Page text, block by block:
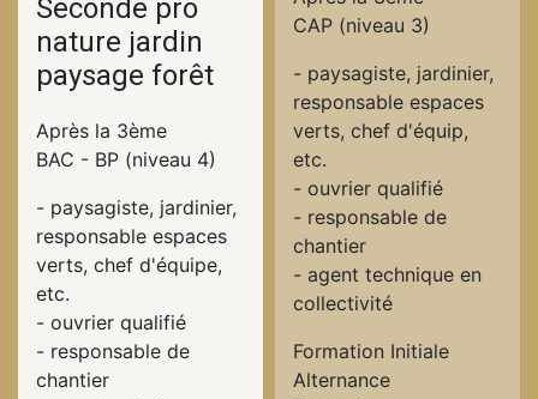
Seconde pro
nature jardin
paysage forêt
Après la 3ème
BAC - BP (niveau 4)
- paysagiste, jardinier,
responsable espaces
verts, chef d'équipe,
etc.
- ouvrier qualifié
- responsable de
chantier
CAP (niveau 3)
- paysagiste, jardinier,
responsable espaces
verts, chef d'équip,
etc.
- ouvrier qualifié
- responsable de
chantier
- agent technique en
collectivité
Formation Initiale
Alternance